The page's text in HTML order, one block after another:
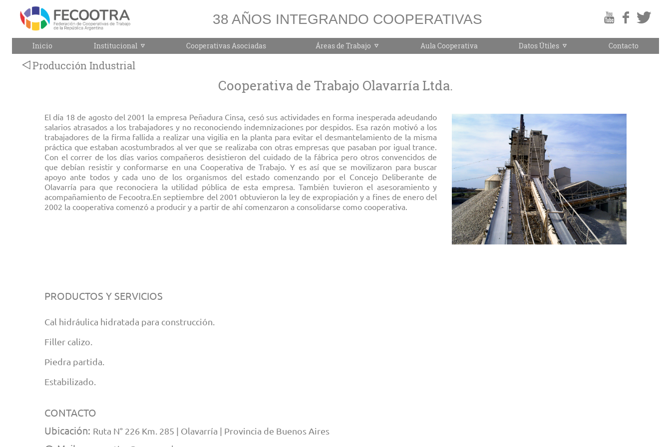
38 AÑOS INTEGRANDO COOPERATIVAS
Inicio Institucional Cooperativas Asociadas Áreas de Trabajo Aula Cooperativa Datos Útiles Contacto
Producción Industrial
Cooperativa de Trabajo Olavarría Ltda.
El día 18 de agosto del 2001 la empresa Peñadura Cinsa, cesó sus actividades en forma inesperada adeudando
salarios atrasados a los trabajadores y no reconociendo indemnizaciones por despidos. Esa razón motivó a los
trabajadores de la firma fallida a realizar una vigilia en la planta para evitar el desmantelamiento de la misma
práctica que estaban acostumbrados al ver que se realizaba con otras empresas que pasaban por igual trance.
Con el correr de los días varios compañeros desistieron del cuidado de la fábrica pero otros convencidos de
que debían resistir y conformarse en una Cooperativa de Trabajo. Y es así que se movilizaron para buscar
apoyo ante todos y cada uno de los organismos del estado comenzando por el Concejo Deliberante de
Olavarría para que reconociera la utilidad pública de esta empresa. También tuvieron el asesoramiento y
acompañamiento de Fecootra.En septiembre del 2001 obtuvieron la ley de expropiación y a fines de enero del
2002 la cooperativa comenzó a producir y a partir de ahí comenzaron a consolidarse como cooperativa.
PRODUCTOS Y SERVICIOS
Cal hidráulica hidratada para construcción.
Filler calizo.
Piedra partida.
Estabilizado.
CONTACTO
Ubicación: Ruta N° 226 Km. 285 | Olavarría | Provincia de Buenos Aires